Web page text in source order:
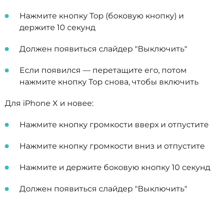
Нажмите кнопку Top (боковую кнопку) и
держите 10 секунд
Должен появиться слайдер "Выключить"
Если появился — перетащите его, потом
нажмите кнопку Top снова, чтобы включить
Для iPhone X и новее:
Нажмите кнопку громкости вверх и отпустите
Нажмите кнопку громкости вниз и отпустите
Нажмите и держите боковую кнопку 10 секунд
Должен появиться слайдер "Выключить"